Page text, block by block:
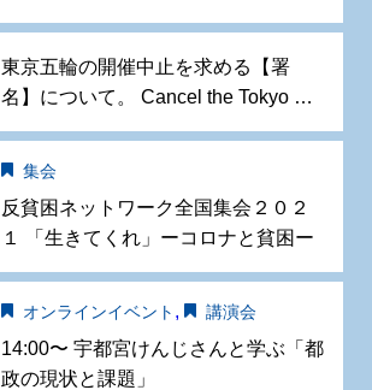
東京五輪の開催中止を求める【署
名】について。 Cancel the Tokyo …
集会
反貧困ネットワーク全国集会２０２
１ 「生きてくれ」ーコロナと貧困ー
オンラインイベント , 講演会
14:00〜 宇都宮けんじさんと学ぶ「都
政の現状と課題」